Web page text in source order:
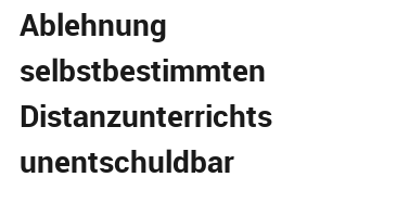
Ablehnung
selbstbestimmten
Distanzunterrichts
unentschuldbar